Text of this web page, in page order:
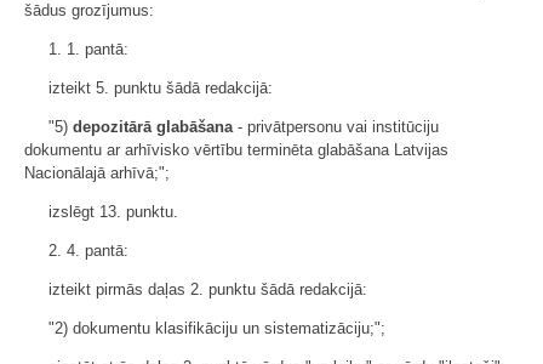
šādus grozījumus:
1. 1. pantā:
izteikt 5. punktu šādā redakcijā:
"5) depozitārā glabāšana- privātpersonu vai institūciju
dokumentu ar arhīvisko vērtību terminēta glabāšana Latvijas
Nacionālajā arhīvā;";
izslēgt 13. punktu.
2. 4. pantā:
izteikt pirmās daļas 2. punktu šādā redakcijā:
"2) dokumentu klasifikāciju un sistematizāciju;";